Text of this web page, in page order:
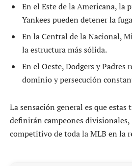
En el Este de la Americana, la
Yankees pueden detener la
En la Central de la Nacional,
la estructura más sólida.
En el Oeste, Dodgers y
dominio y persecución
La sensación general es que
definirán campeones
competitivo de toda la MLB en la